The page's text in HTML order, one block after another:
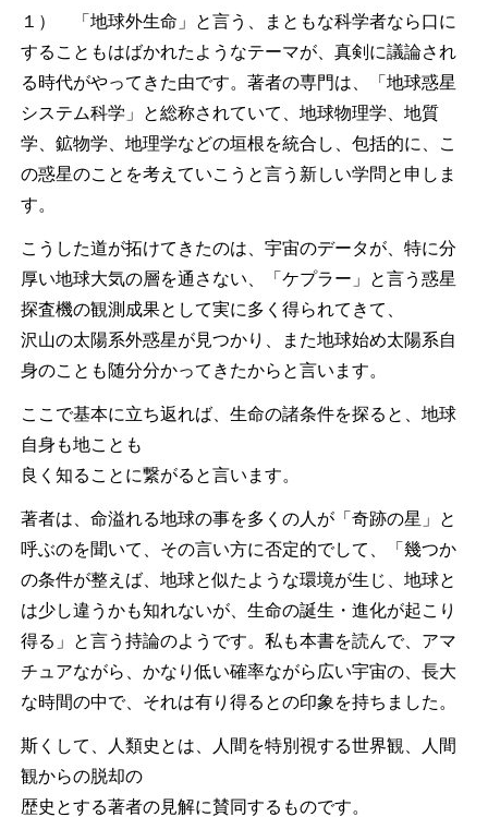
１） 「地球外生命」と言う、まともな科学者なら口に
することもはばかれたようなテーマが、真剣に議論され
る時代がやってきた由です。著者の専門は、「地球惑星
システム科学」と総称されていて、地球物理学、地質
学、鉱物学、地理学などの垣根を統合し、包括的に、こ
の惑星のことを考えていこうと言う新しい学問と申しま
す。
こうした道が拓けてきたのは、宇宙のデータが、特に分
厚い地球大気の層を通さない、「ケプラー」と言う惑星
探査機の観測成果として実に多く得られてきて、
沢山の太陽系外惑星が見つかり、また地球始め太陽系自
身のことも随分分かってきたからと言います。
ここで基本に立ち返れば、生命の諸条件を探ると、地球
自身も地ことも
良く知ることに繋がると言います。
著者は、命溢れる地球の事を多くの人が「奇跡の星」と
呼ぶのを聞いて、その言い方に否定的でして、「幾つか
の条件が整えば、地球と似たような環境が生じ、地球と
は少し違うかも知れないが、生命の誕生・進化が起こり
得る」と言う持論のようです。私も本書を読んで、アマ
チュアながら、かなり低い確率ながら広い宇宙の、長大
な時間の中で、それは有り得るとの印象を持ちました。
斯くして、人類史とは、人間を特別視する世界観、人間
観からの脱却の
歴史とする著者の見解に賛同するものです。